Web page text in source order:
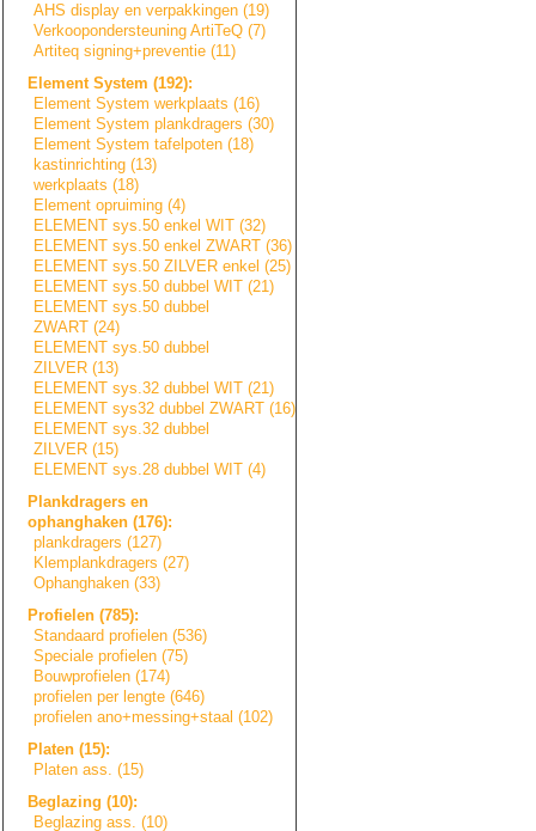
AHS display en verpakkingen (19)
Verkoopondersteuning ArtiTeQ (7)
Artiteq signing+preventie (11)
Element System (192):
Element System werkplaats (16)
Element System plankdragers (30)
Element System tafelpoten (18)
kastinrichting (13)
werkplaats (18)
Element opruiming (4)
ELEMENT sys.50 enkel WIT (32)
ELEMENT sys.50 enkel ZWART (36)
ELEMENT sys.50 ZILVER enkel (25)
ELEMENT sys.50 dubbel WIT (21)
ELEMENT sys.50 dubbel
ZWART (24)
ELEMENT sys.50 dubbel
ZILVER (13)
ELEMENT sys.32 dubbel WIT (21)
ELEMENT sys32 dubbel ZWART (16)
ELEMENT sys.32 dubbel
ZILVER (15)
ELEMENT sys.28 dubbel WIT (4)
Plankdragers en
ophanghaken (176):
plankdragers (127)
Klemplankdragers (27)
Ophanghaken (33)
Profielen (785):
Standaard profielen (536)
Speciale profielen (75)
Bouwprofielen (174)
profielen per lengte (646)
profielen ano+messing+staal (102)
Platen (15):
Platen ass. (15)
Beglazing (10):
Beglazing ass. (10)